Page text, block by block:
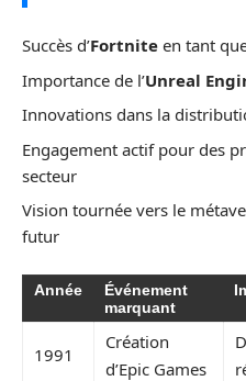
Succès d’Fortnite en tant
Importance de l’Unreal
Innovations dans la
Engagement actif pour des
secteur
Vision tournée vers le
futur
Année
Événement
marquant
1991
Création
d’Epic Games